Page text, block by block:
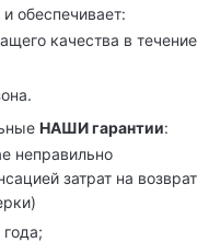
обеспечивает:
качества в течение
НАШИ гарантии:
неправильно
затрат на возврат